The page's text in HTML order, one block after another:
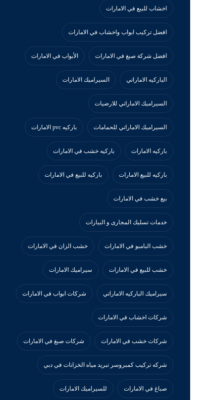
اخشاب للبيع في الامارات
افضل تركيب ابواب واخشاب في الامارات
افضل شركة صبغ في الامارات الأبواب في الامارات
الباركيه الاماراتي السيراميك الامارات
السيراميك الاماراتي للارضيات
السيراميك الاماراتي للحمامات باركيه pvc الامارات
باركيه الامارات باركيه خشب في الامارات
باركيه للبيع الامارات باركيه للبيع في الامارات
بيع خشب في الامارات
خدمات تسليك المجارى و البيارات
خشب البامبو في الامارات خشب الزان في الامارات
خشب للبيع في الامارات سيراميك الامارات
سيراميك الباركيه الاماراتي شركات ابواب في الامارات
شركات اخشاب في الامارات
شركات خشب في الامارات شركات صبغ في الامارات
شركه تركيب كمبروسر تبريد مياه الخزانات في دبي
صباغ في الامارات للسيراميك الامارات